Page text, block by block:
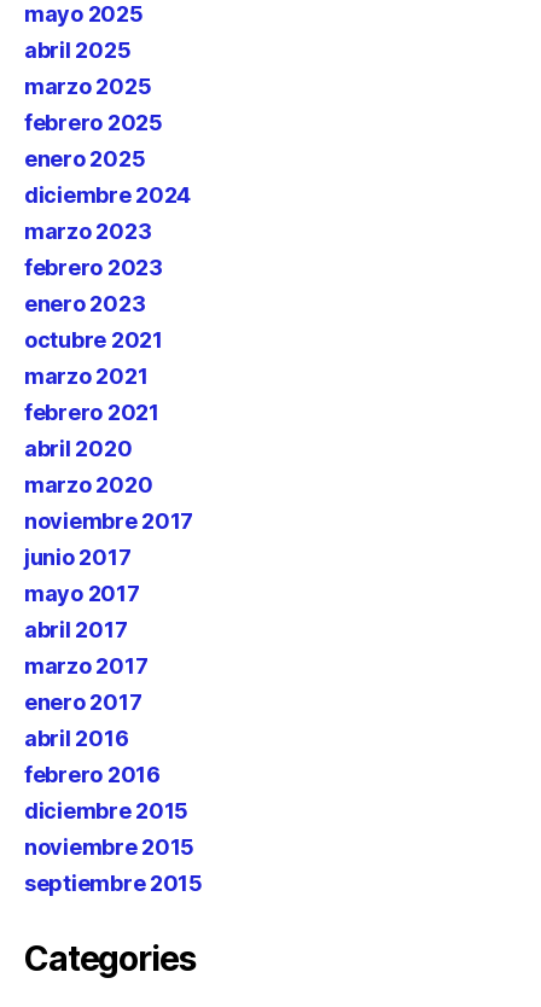
mayo 2025
abril 2025
marzo 2025
febrero 2025
enero 2025
diciembre 2024
marzo 2023
febrero 2023
enero 2023
octubre 2021
marzo 2021
febrero 2021
abril 2020
marzo 2020
noviembre 2017
junio 2017
mayo 2017
abril 2017
marzo 2017
enero 2017
abril 2016
febrero 2016
diciembre 2015
noviembre 2015
septiembre 2015
Categories